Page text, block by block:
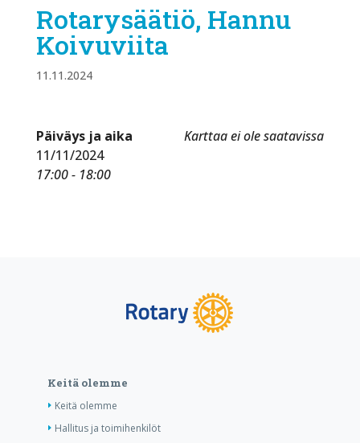
Rotarysäätiö, Hannu
Koivuviita
11.11.2024
Karttaa ei ole saatavissa
Päiväys ja aika
11/11/2024
17:00 - 18:00
Keitä olemme
Keitä olemme
Hallitus ja toimihenkilöt